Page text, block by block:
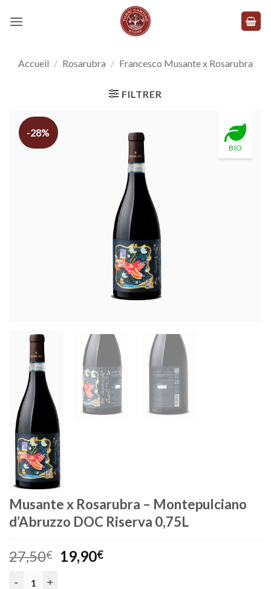
Accueil / Rosarubra / Francesco Musante x Rosarubra
FILTRER
-28%
BIO
Musante x Rosarubra – Montepulciano
d’Abruzzo DOC Riserva 0,75L
27,50€
Le
prix
19,90€Le